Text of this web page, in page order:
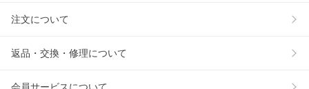
注文について
返品・交換・修理について